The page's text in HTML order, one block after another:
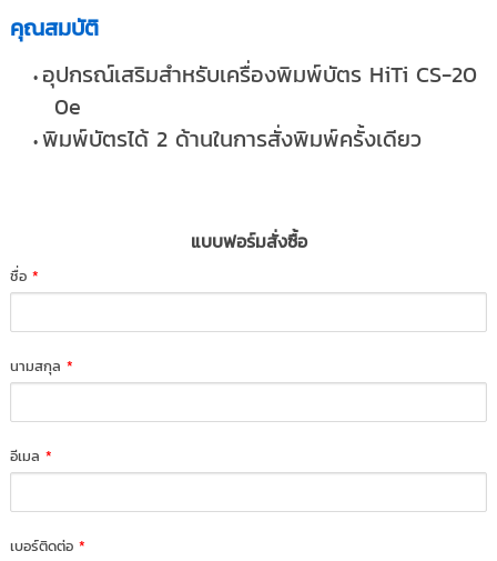
คุณสมบัติ
อุปกรณ์เสริมสำหรับเครื่องพิมพ์บัตร HiTi CS-20
0e
พิมพ์บัตรได้ 2 ด้านในการสั่งพิมพ์ครั้งเดียว
แบบฟอร์มสั่งซื้อ
ชื่อ*
นามสกุล*
อีเมล*
เบอร์ติดต่อ*